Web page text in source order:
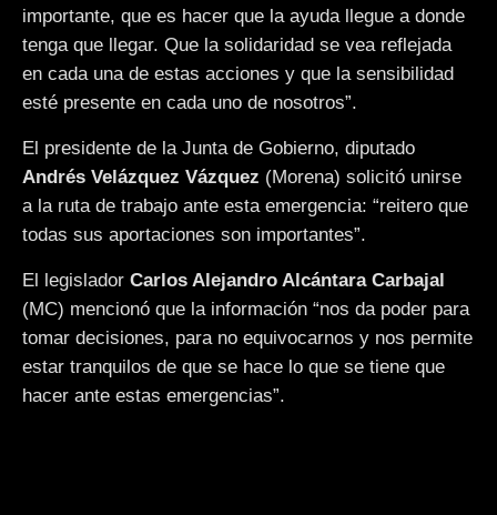
importante, que es hacer que la ayuda llegue a donde
tenga que llegar. Que la solidaridad se vea reflejada
en cada una de estas acciones y que la sensibilidad
esté presente en cada uno de nosotros”.
El presidente de la Junta de Gobierno, diputado
Andrés Velázquez Vázquez (Morena) solicitó unirse
a la ruta de trabajo ante esta emergencia: “reitero que
todas sus aportaciones son importantes”.
El legislador Carlos Alejandro Alcántara Carbajal
(MC) mencionó que la información “nos da poder para
tomar decisiones, para no equivocarnos y nos permite
estar tranquilos de que se hace lo que se tiene que
hacer ante estas emergencias”.